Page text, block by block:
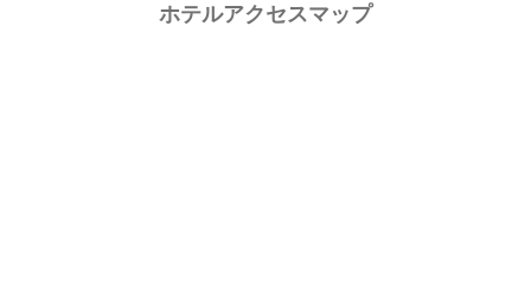
ホテルアクセスマップ